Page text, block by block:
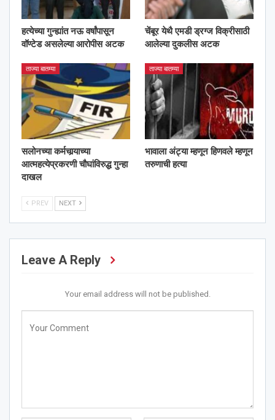
हत्येच्या गुन्ह्यांत नऊ वर्षांपासून
वॉण्टेड असलेल्या आरोपीस अटक
चेंबूर येथै एमडी ड्रग्ज विक्रीसाठी
आलेल्या दुकलीस अटक
ताज्या बातम्या
सलोनच्या कर्मचार्‍याच्या
आत्महत्येप्रकरणी चौघांविरुद्ध गुन्हा
दाखल
ताज्या बातम्या
भावाला अंट्या म्हणून हिणवले म्हणून
तरुणाची हत्या
PREV NEXT
Leave A Reply
Your email address will not be published.